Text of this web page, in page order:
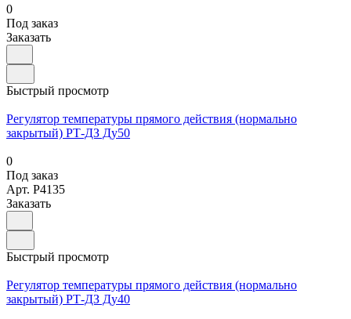
0
Под заказ
Заказать
Быстрый просмотр
Регулятор температуры прямого действия (нормально
закрытый) РТ-ДЗ Ду50
0
Под заказ
Арт. P4135
Заказать
Быстрый просмотр
Регулятор температуры прямого действия (нормально
закрытый) РТ-ДЗ Ду40